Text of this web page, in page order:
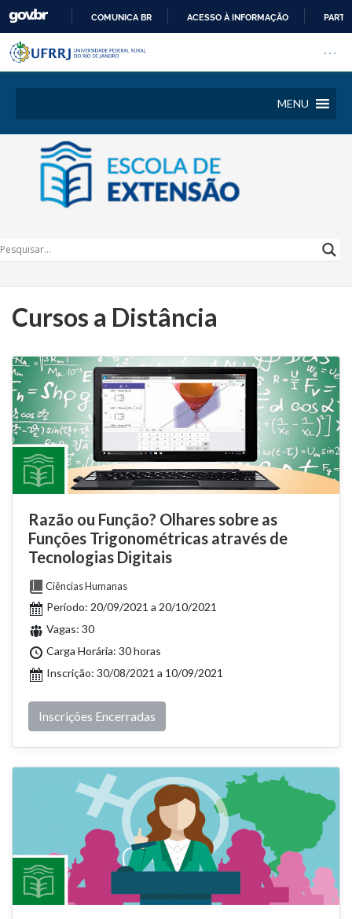
COMUNICA BR ACESSO À INFORMAÇÃO
Pular barra institucional
Barra institucional da
MENU
Cursos a Distância
Razão ou Função? Olhares sobre as
Funções Trigonométricas através de
Tecnologias Digitais
Ciências Humanas
Período: 20/09/2021 a 20/10/2021
Vagas: 30
Carga Horária: 30 horas
Inscrição: 30/08/2021 a 10/09/2021
Inscrições Encerradas